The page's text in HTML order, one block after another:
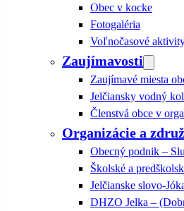
Obec v kocke
Fotogaléria
Voľnočasové
Zaujímavosti
Zaujímavé miesta
Jelčiansky vodný
Členstvá obce v
Organizácie a
Obecný podnik –
Školské a
Jelčianske slovo-
DHZO Jelka –